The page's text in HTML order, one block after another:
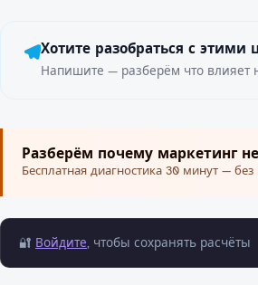
Хотите разобраться с этими
Напишите — разберём что влияет
Разберём почему маркетинг
Бесплатная диагностика 30 минут —
🔐 Войдите, чтобы сохранять расчёты